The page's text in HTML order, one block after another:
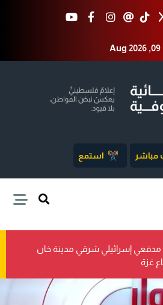
Aug 2026 ,09
مباشر استمع
إسرائيلي شرقي مدينة خان
غزة